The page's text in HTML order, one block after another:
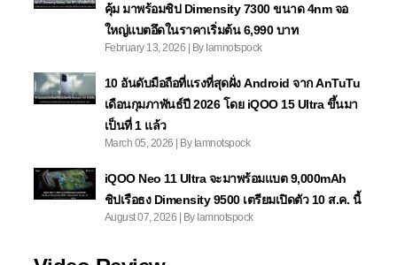
คุ้ม มาพร้อมชิป Dimensity 7300 ขนาด 4nm จอ
ใหญ่แบตอึดในราคาเริ่มต้น 6,990 บาท
February 13, 2026 | By Iamnotspock
10 อันดับมือถือที่แรงที่สุดฝั่ง Android จาก AnTuTu
เดือนกุมภาพันธ์ปี 2026 โดย iQOO 15 Ultra ขึ้นมา
เป็นที่ 1 แล้ว
March 05, 2026 | By Iamnotspock
iQOO Neo 11 Ultra จะมาพร้อมแบต 9,000mAh
ชิปเรือธง Dimensity 9500 เตรียมเปิดตัว 10 ส.ค. นี้
August 07, 2026 | By Iamnotspock